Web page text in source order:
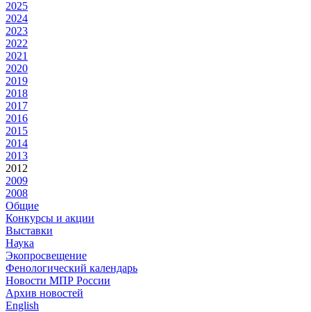
2025
2024
2023
2022
2021
2020
2019
2018
2017
2016
2015
2014
2013
2012
2009
2008
Общие
Конкурсы и акции
Выставки
Наука
Экопросвещение
Фенологический календарь
Новости МПР России
Архив новостей
English